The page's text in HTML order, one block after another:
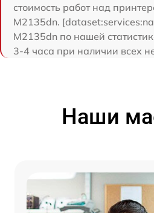
стоимость работ над
M2135dn.
M2135dn по нашей
3-4 часа при наличии всех
Наши